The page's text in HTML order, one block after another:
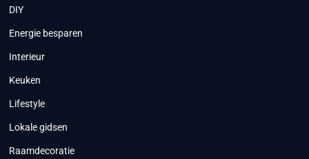
DIY
Energie besparen
Interieur
Keuken
Lifestyle
Lokale gidsen
Raamdecoratie